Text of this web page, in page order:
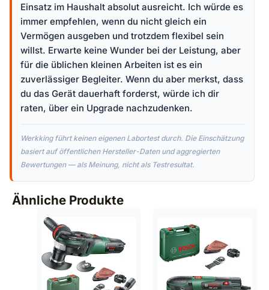
Einsatz im Haushalt absolut ausreicht. Ich würde es
immer empfehlen, wenn du nicht gleich ein
Vermögen ausgeben und trotzdem flexibel sein
willst. Erwarte keine Wunder bei der Leistung, aber
für die üblichen kleinen Arbeiten ist es ein
zuverlässiger Begleiter. Wenn du aber merkst, dass
du das Gerät dauerhaft forderst, würde ich dir
raten, über ein Upgrade nachzudenken.
Werkking führt keinen eigenen Labortest durch. Die Einschätzung
basiert auf öffentlichen Hersteller-Daten und aggregierten
Bewertungen — als Meinung, nicht als Testresultat.
Ähnliche Produkte